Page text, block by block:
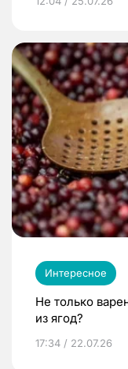
Интересное
Не только
из ягод?
17:34 / 22.07.26